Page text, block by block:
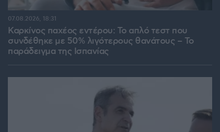
Καρκίνος παχέος εντέρου: Το απλό τεστ που
συνδέθηκε με 50% λιγότερους θανάτους – Το
παράδειγμα της Ισπανίας
07.08.2026, 18:31